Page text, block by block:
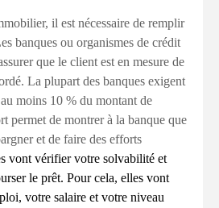
il est nécessaire de remplir
banques ou organismes de crédit
que le client est en mesure de
La plupart des banques exigent
moins 10 % du montant de
permet de montrer à la banque que
et de faire des efforts
vont vérifier votre solvabilité et
le prêt. Pour cela, elles vont
votre salaire et votre niveau